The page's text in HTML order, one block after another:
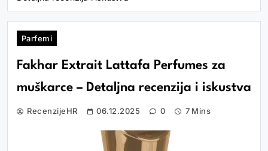
Parfemi
Fakhar Extrait Lattafa Perfumes za
muškarce – Detaljna recenzija i iskustva
RecenzijeHR 06.12.2025 0 7 Mins